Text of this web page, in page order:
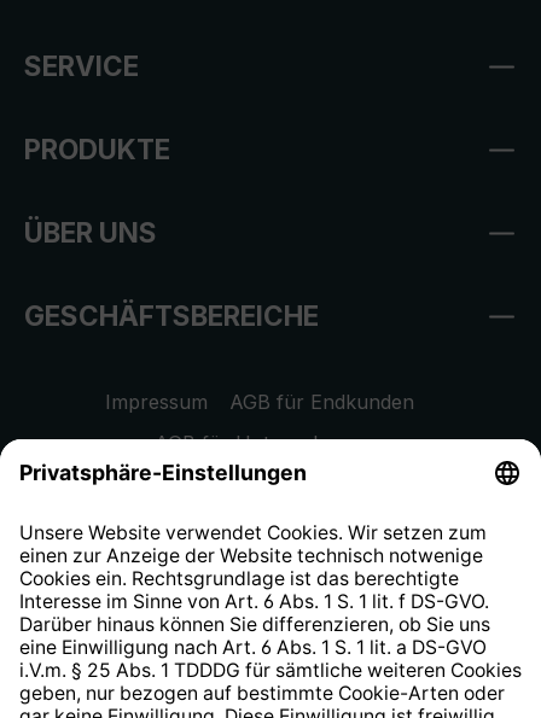
SERVICE
PRODUKTE
ÜBER UNS
GESCHÄFTSBEREICHE
Impressum
AGB für Endkunden
AGB für Unternehmen
Datenschutzhinweis
Widerrufsrecht
Hinweisgeberschutzsystem
Barrierefreiheit